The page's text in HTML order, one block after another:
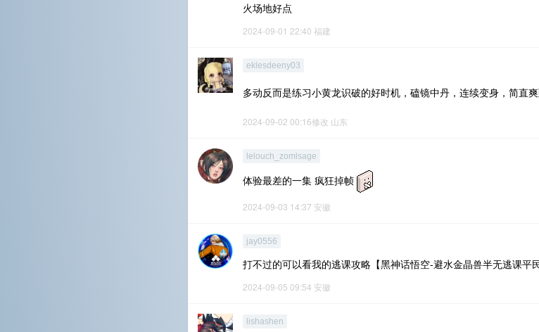
火场地好点
2024-09-01 22:40 福建
eklesdeeny03
多动反而是练习小黄龙识破的好时机，磕镜中丹，连续变身，简直
2024-09-02 00:16修改 山东
lelouch_zomlsage
体验最差的一集 疯狂掉帧
2024-09-03 14:37 安徽
jay0556
打不过的可以看我的逃课攻略【黑神话悟空-避水金晶兽半无逃课平
2024-09-05 09:54 安徽
lishashen